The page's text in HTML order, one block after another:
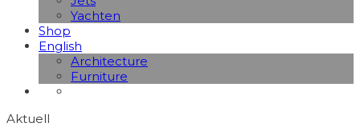
Yachten
Shop
English
Architecture
Furniture
Aktuell